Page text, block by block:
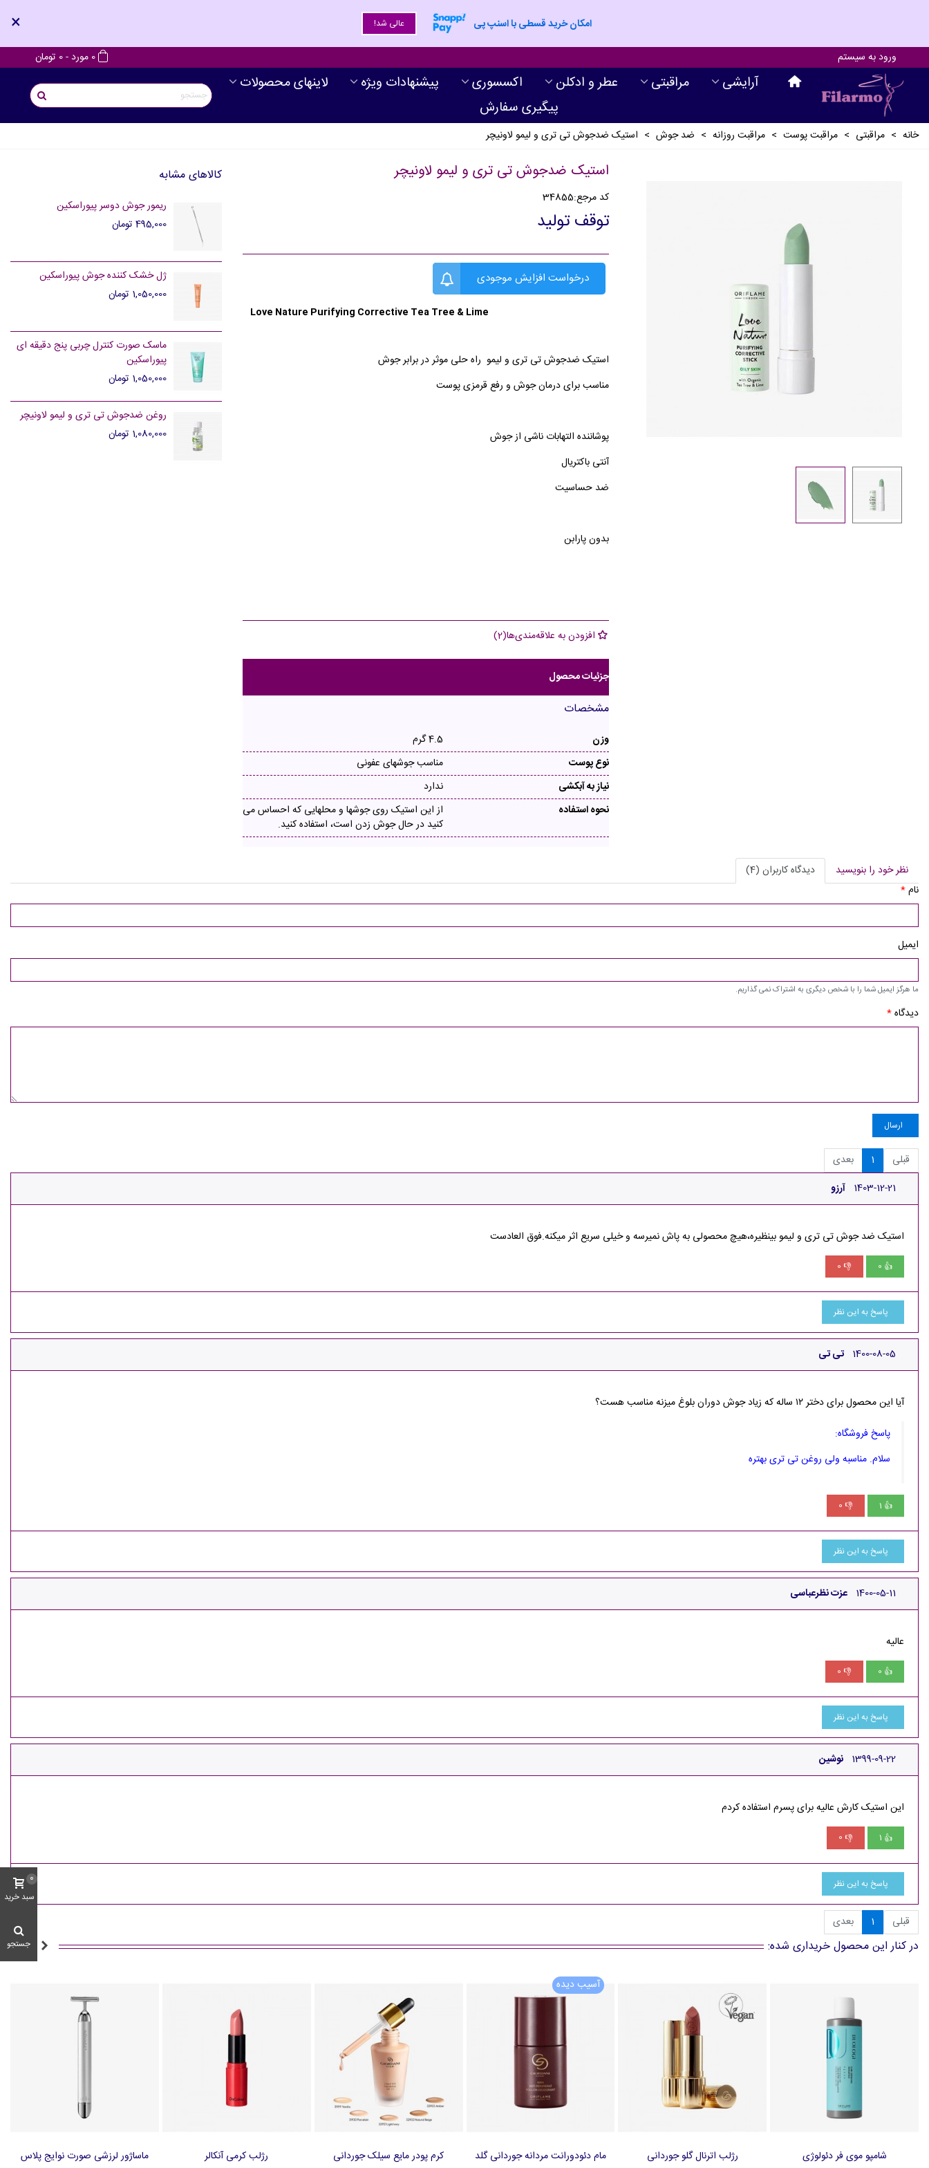
امکان خرید قسطی با اسنپ پی عالی شد! ×
ورود به سیستم 0 مورد-0 تومان
آرايشی مراقبتی عطر و ادکلن اکسسوری پیشنهادات ویژه
لاینهای محصولات
پیگیری سفارش
خانه > مراقبتی > مراقبت پوست > مراقبت روزانه > ضد جوش > استیک ضدجوش تی تری و لیمو لاونیچر
استیک ضدجوش تی تری و لیمو لاونیچر
کد مرجع:34855
توقف تولید
درخواست افزایش موجودی
استیک ضدجوش تی تری و لیمو راه حلی موثر در برابر جوش
مناسب برای درمان جوش و رفع قرمزی پوست
پوشاننده التهابات ناشی از جوش
آنتی باکتریال
ضد حساسیت
بدون پارابن
افزودن به علاقه‌مندی‌ها(
2
)
جزئیات محصول
مشخصات
وزن
4.5 گرم
نوع پوست
مناسب جوشهای عفونی
نیاز به آبکشی
ندارد
نحوه استفاده
از این استیک روی جوشها و محلهایی که احساس می
کنید در حال جوش زدن است، استفاده کنید.
کالاهای مشابه
ریمور جوش دوسر پیوراسکین
495,000 تومان
ژل خشک کننده جوش پیوراسکین
1,050,000 تومان
ماسک صورت کنترل چربی پنج دقیقه ای
پیوراسکین
1,050,000 تومان
روغن ضدجوش تی تری و لیمو لاونیچر
1,080,000 تومان
نظر خود را بنویسید
دیدگاه کاربران (4)
نام*
ایمیل
ما هرگز ایمیل شما را با شخص دیگری به اشتراک نمی گذاریم.
دیدگاه*
ارسال
قبلی 1
بعدی
آرزو 1403-12-21
استیک ضد جوش تی تری و لیمو بینظیره،هیچ محصولی به پاش نمیرسه و خیلی سریع اثر میکنه.فوق العادست
👍
0
👎
0
پاسخ به این نظر
تی تی 1400-08-05
آیا این محصول برای دختر ۱۲ ساله که زیاد جوش دوران بلوغ میزنه مناسب هست؟
پاسخ فروشگاه:
سلام. مناسبه ولی روغن تی تری بهتره
👍
1
👎
0
پاسخ به این نظر
عزت نظرعباسی 1400-05-11
عالیه
👍
0
👎
0
پاسخ به این نظر
نوشین 1399-09-22
این استیک کارش عالیه برای پسرم استفاده کردم
👍
1
👎
0
پاسخ به این نظر
قبلی 1 بعدی
در کنار این محصول خریداری شده:
افزودن به سبد خرید
شامپو موی فر دئولوژی افزودن به سبد خرید
رژلب اترنال گلو جوردانی
آسیب دیده
افزودن به سبد خرید
مام دئودورانت مردانه جوردانی گلد
افزودن به سبد خرید
کرم پودر مایع سیلک جوردانی افزودن به سبد خرید
رژلب کرمی آنکالر افزودن به سبد خرید
ماساژور لرزشی صورت نوایج پلاس
سبد خرید
0
جستجو